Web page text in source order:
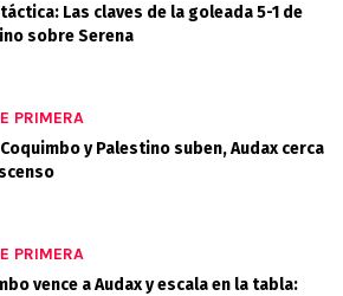
Las claves de la goleada 5-1 de
sobre Serena
PRIMERA
y Palestino suben, Audax cerca
PRIMERA
vence a Audax y escala en la tabla: